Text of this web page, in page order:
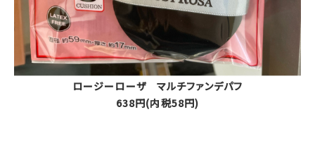
ロージーローザ マルチファンデパフ
638円(内税58円)